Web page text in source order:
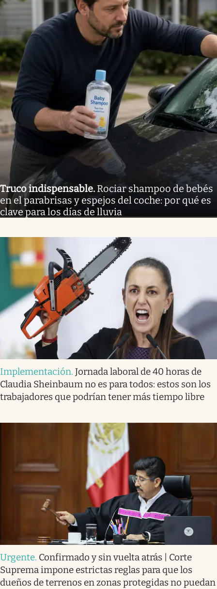
Truco indispensable. Rociar shampoo de bebés
en el parabrisas y espejos del coche: por qué es
clave para los días de lluvia
Implementación. Jornada laboral de 40 horas de
Claudia Sheinbaum no es para todos: estos son los
trabajadores que podrían tener más tiempo libre
Urgente. Confirmado y sin vuelta atrás | Corte
Suprema impone estrictas reglas para que los
dueños de terrenos en zonas protegidas no puedan